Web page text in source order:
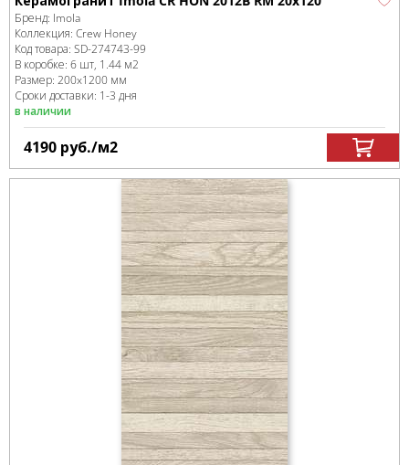
Бренд: Imola
Коллекция: Crew Honey
Код товара: SD-274743-99
В коробке: 6 шт, 1.44 м2
Размер: 200x1200 мм
Сроки доставки: 1-3 дня
в наличии
4190 руб./м2